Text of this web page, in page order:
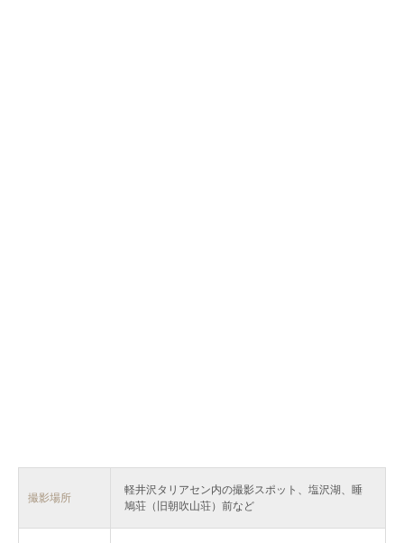
撮影場所
軽井沢タリアセン内の撮影スポット、塩沢湖、睡
鳩荘（旧朝吹山荘）前など